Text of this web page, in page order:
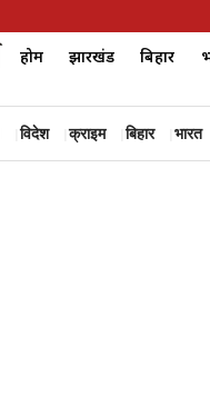
होम झारखंड बिहार
विदेश क्राइम बिहार भारत